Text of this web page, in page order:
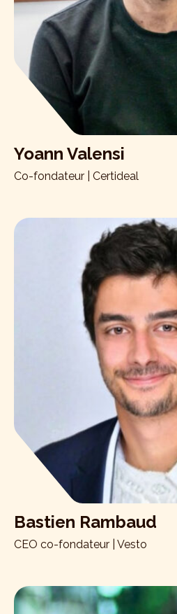
Yoann Valensi
Co-fondateur | Certideal
Bastien Rambaud
CEO co-fondateur | Vesto